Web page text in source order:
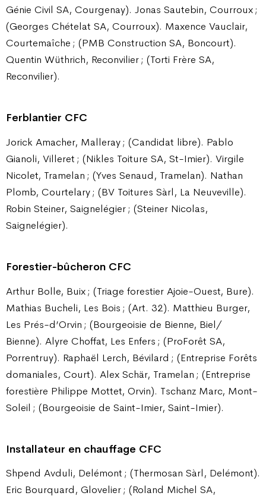
Génie Civil SA, Courgenay). Jonas Sautebin, Courroux ;
(Georges Chételat SA, Courroux). Maxence Vauclair,
Courtemaîche ; (PMB Construction SA, Boncourt).
Quentin Wüthrich, Reconvilier ; (Torti Frère SA,
Reconvilier).
Ferblantier CFC
Jorick Amacher, Malleray ; (Candidat libre). Pablo
Gianoli, Villeret ; (Nikles Toiture SA, St-Imier). Virgile
Nicolet, Tramelan ; (Yves Senaud, Tramelan). Nathan
Plomb, Courtelary ; (BV Toitures Sàrl, La Neuveville).
Robin Steiner, Saignelégier ; (Steiner Nicolas,
Saignelégier).
Forestier-bûcheron CFC
Arthur Bolle, Buix ; (Triage forestier Ajoie-Ouest, Bure).
Mathias Bucheli, Les Bois ; (Art. 32). Matthieu Burger,
Les Prés-d’Orvin ; (Bourgeoisie de Bienne, Biel/
Bienne). Alyre Choffat, Les Enfers ; (ProForêt SA,
Porrentruy). Raphaël Lerch, Bévilard ; (Entreprise Forêts
domaniales, Court). Alex Schär, Tramelan ; (Entreprise
forestière Philippe Mottet, Orvin). Tschanz Marc, Mont-
Soleil ; (Bourgeoisie de Saint-Imier, Saint-Imier).
Installateur en chauffage CFC
Shpend Avduli, Delémont ; (Thermosan Sàrl, Delémont).
Eric Bourquard, Glovelier ; (Roland Michel SA,